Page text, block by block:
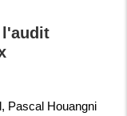
l'audit
Pascal Houangni